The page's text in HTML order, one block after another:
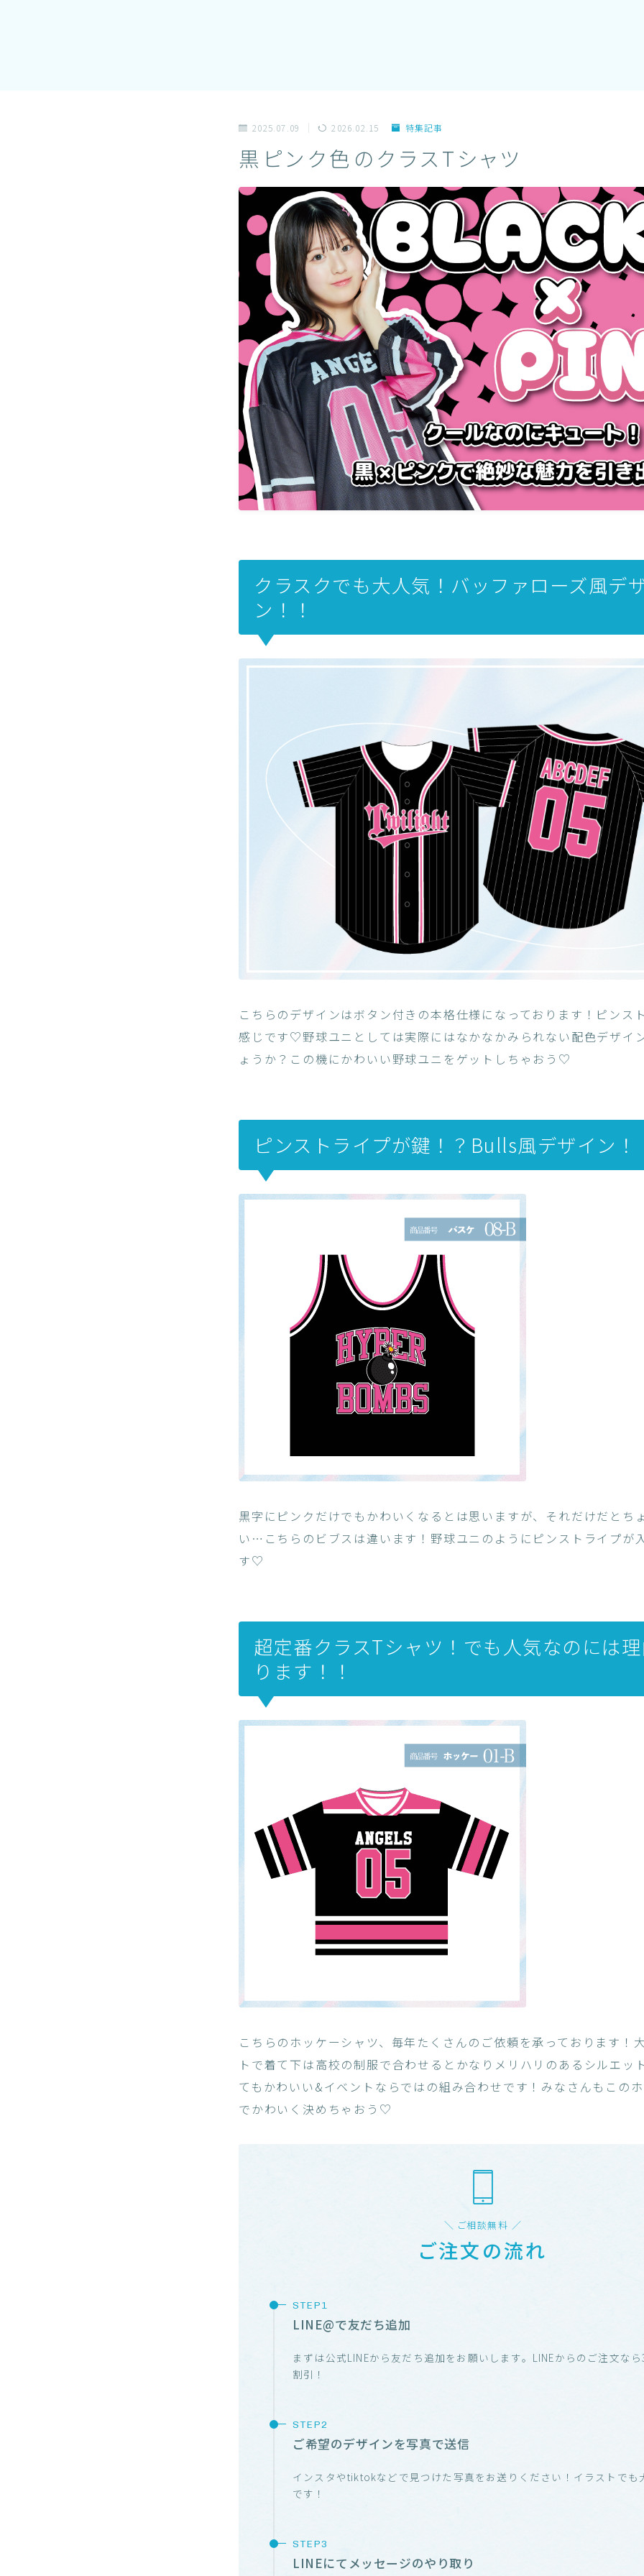
2025.07.09 2026.02.15 特集記事
黒ピンク色のクラスTシャツ
クラスクでも大人気！バッファローズ風デ
ン！！
こちらのデザインはボタン付きの本格仕様になっております！ピンス
感じです♡野球ユニとしては実際にはなかなかみられない配色デザイ
ょうか？この機にかわいい野球ユニをゲットしちゃおう♡
ピンストライプが鍵！？Bulls風デザイン！
黒字にピンクだけでもかわいくなるとは思いますが、それだけだとち
い…こちらのビブスは違います！野球ユニのようにピンストライプが
す♡
超定番クラスTシャツ！でも人気なのには
ります！！
こちらのホッケーシャツ、毎年たくさんのご依頼を承っております！
トで着て下は高校の制服で合わせるとかなりメリハリのあるシルエッ
てもかわいい&イベントならではの組み合わせです！みなさんもこの
でかわいく決めちゃおう♡
＼ ご相談無料 ／
ご注文の流れ
LINE@で友だち追加
まずは公式LINEから友だち追加をお願いします。LINEからのご注文な
割引！
ご希望のデザインを写真で送信
インスタやtiktokなどで見つけた写真をお送りください！イラストでも
です！
LINEにてメッセージのやり取り